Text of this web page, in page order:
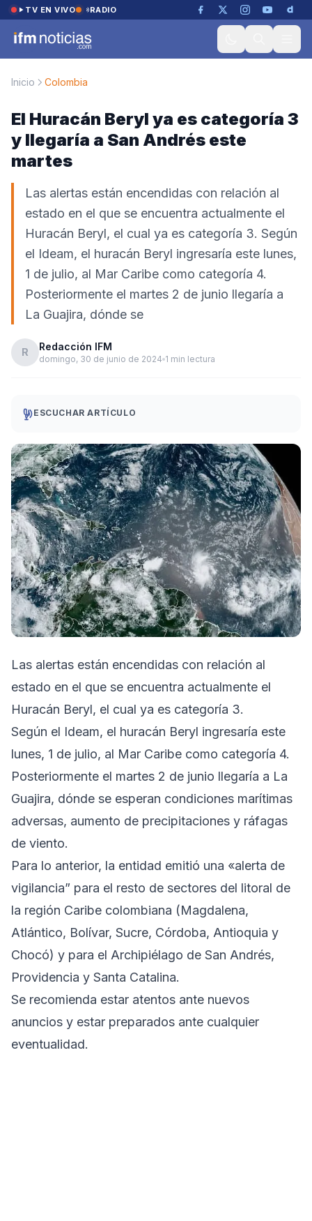
Saltar al contenido
TV EN VIVO RADIO
Inicio Colombia
El Huracán Beryl ya es categoría 3
y llegaría a San Andrés este
martes
Las alertas están encendidas con relación al
estado en el que se encuentra actualmente el
Huracán Beryl, el cual ya es categoría 3. Según
el Ideam, el huracán Beryl ingresaría este lunes,
1 de julio, al Mar Caribe como categoría 4.
Posteriormente el martes 2 de junio llegaría a
La Guajira, dónde se
R Redacción IFM
domingo, 30 de junio de 2024 1 min lectura
ESCUCHAR ARTÍCULO
Las alertas están encendidas con relación al
estado en el que se encuentra actualmente el
Huracán Beryl, el cual ya es categoría 3.
Según el Ideam, el huracán Beryl ingresaría este
lunes, 1 de julio, al Mar Caribe como categoría 4.
Posteriormente el martes 2 de junio llegaría a La
Guajira, dónde se esperan condiciones marítimas
adversas, aumento de precipitaciones y ráfagas
de viento.
Para lo anterior, la entidad emitió una «alerta de
vigilancia” para el resto de sectores del litoral de
la región Caribe colombiana (Magdalena,
Atlántico, Bolívar, Sucre, Córdoba, Antioquia y
Chocó) y para el Archipiélago de San Andrés,
Providencia y Santa Catalina.
Se recomienda estar atentos ante nuevos
anuncios y estar preparados ante cualquier
eventualidad.